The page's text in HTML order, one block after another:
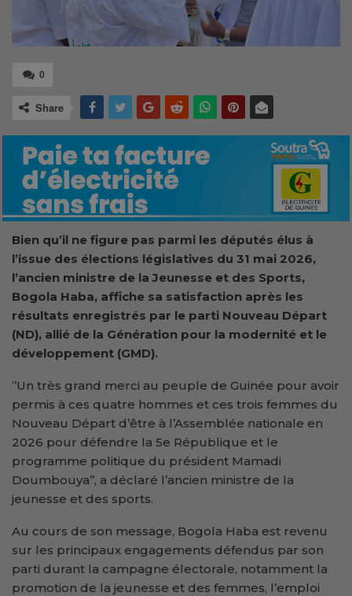
0
Share
Bien qu’il ne figure pas parmi les députés élus à
l’issue des élections législatives du 31 mai 2026,
l’ancien ministre de la Jeunesse et des Sports,
Bogola Haba, affiche sa satisfaction après les
résultats enregistrés par le parti Nouveau Départ
(ND), allié de la Génération pour la modernité et le
développement (GMD).
‘’Un très grand merci au peuple de Guinée pour avoir
permis à ces quatre hommes et ces trois femmes du
Nouveau Départ d’être à l’Assemblée nationale en
2026 pour défendre la 5e République et le
programme politique du président Mamadi
Doumbouya’’, a déclaré l’ancien ministre de la
jeunesse et des sports.
Au cours de son message, Bogola Haba est revenu
sur les principaux engagements défendus par son
parti durant la campagne électorale, notamment la
promotion de la jeunesse et des femmes, l’emploi